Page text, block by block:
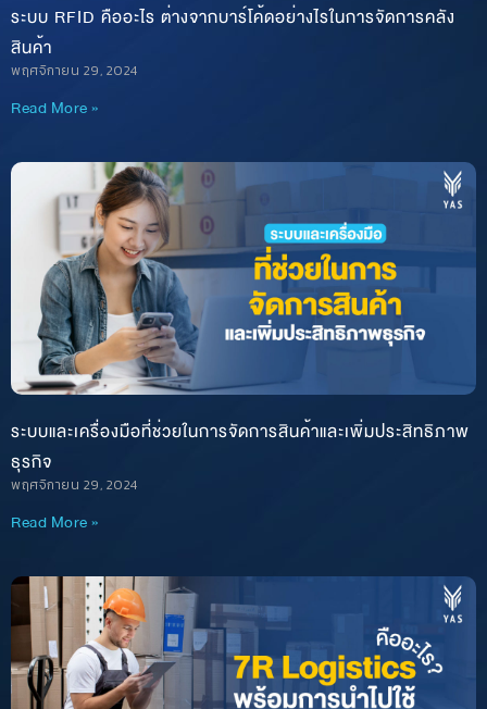
ระบบ RFID คืออะไร ต่างจากบาร์โค้ดอย่างไรในการจัดการคลัง
สินค้า
พฤศจิกายน 29, 2024
Read More »
ระบบและเครื่องมือที่ช่วยในการจัดการสินค้าและเพิ่มประสิทธิภาพ
ธุรกิจ
พฤศจิกายน 29, 2024
Read More »